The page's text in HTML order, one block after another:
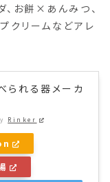
お餅×あんみつ、
クリームなどアレ
れる器メーカ
Rinker